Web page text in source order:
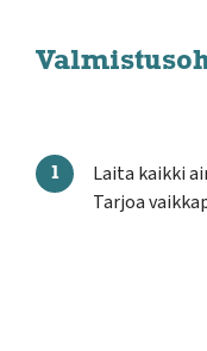
Laita kaikki
Tarjoa